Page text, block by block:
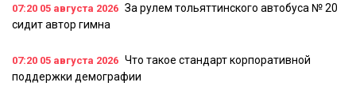
07:20 05 августа 2026 За рулем тольяттинского автобуса № 20
сидит автор гимна
07:20 05 августа 2026 Что такое стандарт корпоративной
поддержки демографии